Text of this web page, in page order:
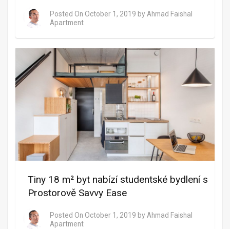
Posted On October 1, 2019 by Ahmad Faishal
Apartment
Tiny 18 m² byt nabízí studentské bydlení s
Prostorově Savvy Ease
Posted On October 1, 2019 by Ahmad Faishal
Apartment